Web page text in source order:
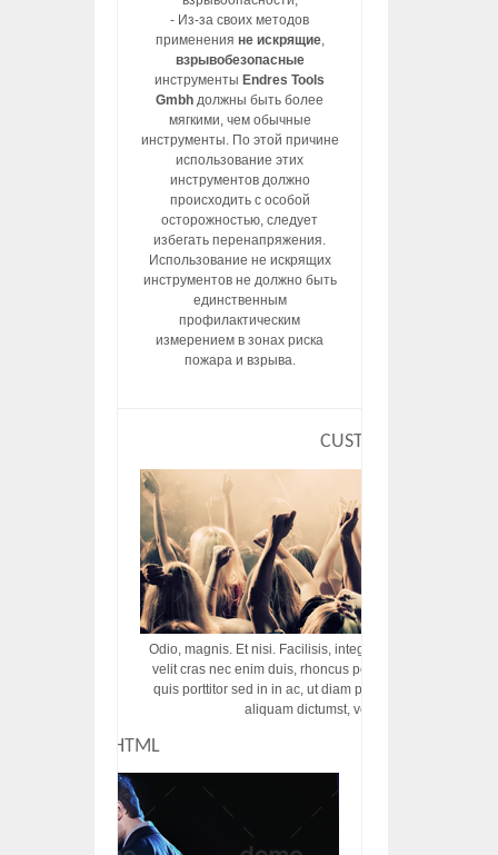
- Из-за своих методов
применения не искрящие,
взрывобезопасные
инструменты Endres Tools
Gmbh должны быть более
мягкими, чем обычные
инструменты. По этой причине
использование этих
инструментов должно
происходить с особой
осторожностью, следует
избегать перенапряжения.
Использование не искрящих
инструментов не должно быть
единственным
профилактическим
измерением в зонах риска
пожара и взрыва.
CUSTOM HTML
Odio, magnis. Et nisi. Facilisis, integer! Risus augue! Non
velit cras nec enim duis, rhoncus porttitor ac vut rhoncus
quis porttitor sed in in ac, ut diam porttitor odio nunc
aliquam dictumst, vel amet tincidunt
CUSTOM HTML